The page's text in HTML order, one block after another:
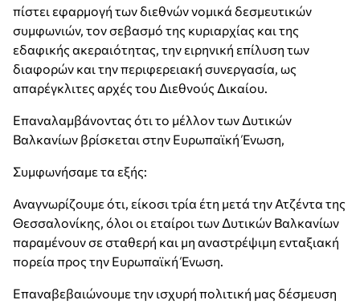
πίστει εφαρμογή των διεθνών νομικά δεσμευτικών
συμφωνιών, τον σεβασμό της κυριαρχίας και της
εδαφικής ακεραιότητας, την ειρηνική επίλυση των
διαφορών και την περιφερειακή συνεργασία, ως
απαρέγκλιτες αρχές του Διεθνούς Δικαίου.
Επαναλαμβάνοντας ότι το μέλλον των Δυτικών
Βαλκανίων βρίσκεται στην Ευρωπαϊκή Ένωση,
Συμφωνήσαμε τα εξής:
Αναγνωρίζουμε ότι, είκοσι τρία έτη μετά την Ατζέντα της
Θεσσαλονίκης, όλοι οι εταίροι των Δυτικών Βαλκανίων
παραμένουν σε σταθερή και μη αναστρέψιμη ενταξιακή
πορεία προς την Ευρωπαϊκή Ένωση.
Επαναβεβαιώνουμε την ισχυρή πολιτική μας δέσμευση